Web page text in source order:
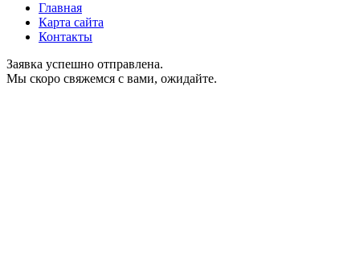
Главная
Карта сайта
Контакты
Заявка успешно отправлена.
Мы скоро свяжемся с вами, ожидайте.